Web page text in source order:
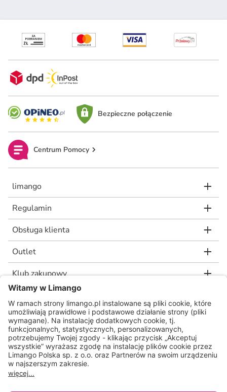
Bezpieczne połączenie
Centrum Pomocy
limango
Regulamin
Obsługa klienta
Outlet
Klub zakupowy